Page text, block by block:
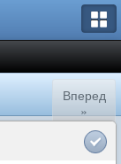
Вперед
»